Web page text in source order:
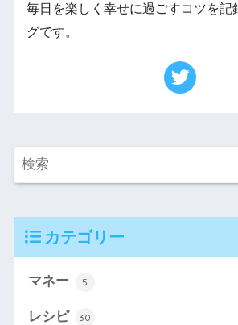
毎日を楽しく幸せに過ごすコツを記
グです。
カテゴリー
マネー 5
レシピ 30